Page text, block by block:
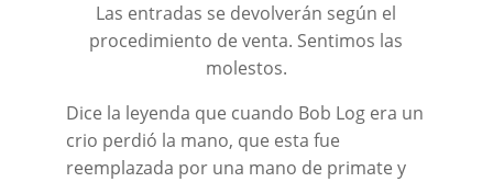
Las entradas se devolverán según el
procedimiento de venta. Sentimos las
molestos.
Dice la leyenda que cuando Bob Log era un
crio perdió la mano, que esta fue
reemplazada por una mano de primate y